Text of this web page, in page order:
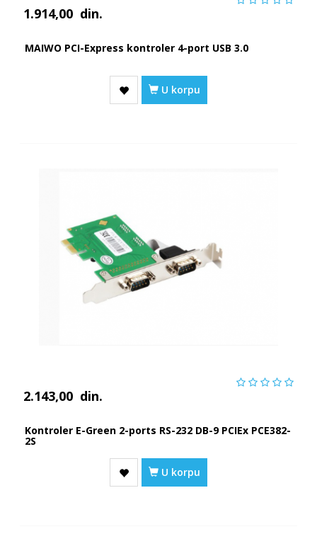
1.914,00 din.
MAIWO PCI-Express kontroler 4-port USB 3.0
U korpu
2.143,00 din.
Kontroler E-Green 2-ports RS-232 DB-9 PCIEx PCE382-
2S
U korpu